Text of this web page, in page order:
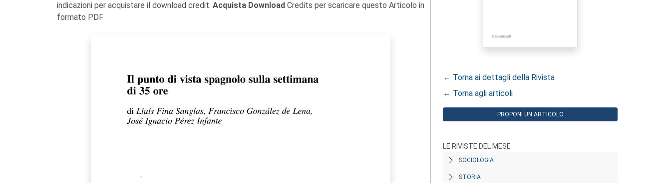
indicazioni per acquistare il download credit. Acquista Download Credits per scaricare questo Articolo in
formato PDF
← Torna ai dettagli della Rivista
← Torna agli articoli
PROPONI UN ARTICOLO
LE RIVISTE DEL MESE
SOCIOLOGIA
STORIA